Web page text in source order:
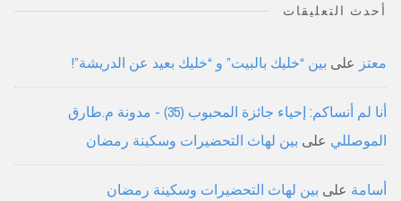
أحدث التعليقات
معتز على بين “خليك بالبيت” و “خليك بعيد عن الدريشة”!
أنا لم أنساكم: إحياء جائزة المحبوب (35) - مدونة م.طارق
الموصللي على بين لهاث التحضيرات وسكينة رمضان
أسامة على بين لهاث التحضيرات وسكينة رمضان